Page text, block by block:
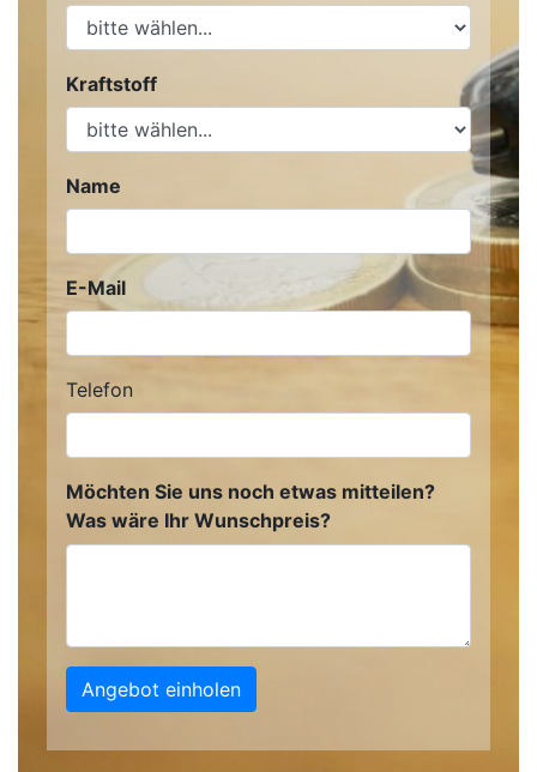
Kraftstoff
Name
E-Mail
Telefon
Möchten Sie uns noch etwas mitteilen?
Was wäre Ihr Wunschpreis?
Angebot einholen